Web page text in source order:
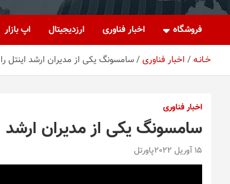
فروشگاه اخبار فناوری ارزدیجیتال اپ بازار
خـانـه اخبار فناوری سامسونگ یکی از مدیران ارشد اینتل
اخبار فناوری
سامسونگ یکی از مدیران ارشد
15 آوریل 2022 پاورتل